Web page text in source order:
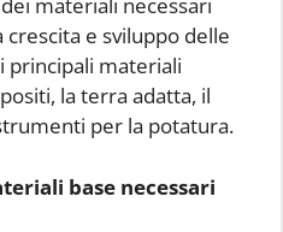
e sviluppo delle
principali materiali
la terra adatta, il
per la potatura.
base necessari